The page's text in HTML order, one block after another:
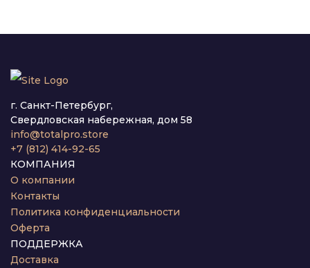
г. Санкт-Петербург,
Свердловская набережная, дом 58
info@totalpro.store
+7 (812) 414-92-65
КОМПАНИЯ
О компании
Контакты
Политика конфиденциальности
Оферта
ПОДДЕРЖКА
Доставка